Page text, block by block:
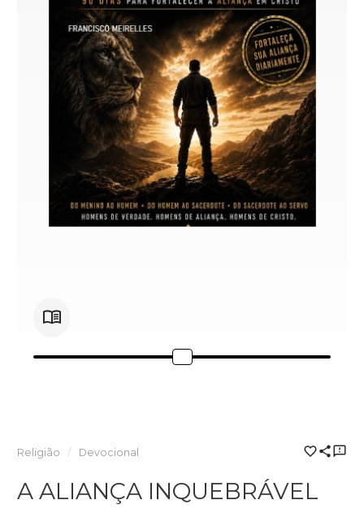
Religião Devocional
A ALIANÇA INQUEBRÁVEL